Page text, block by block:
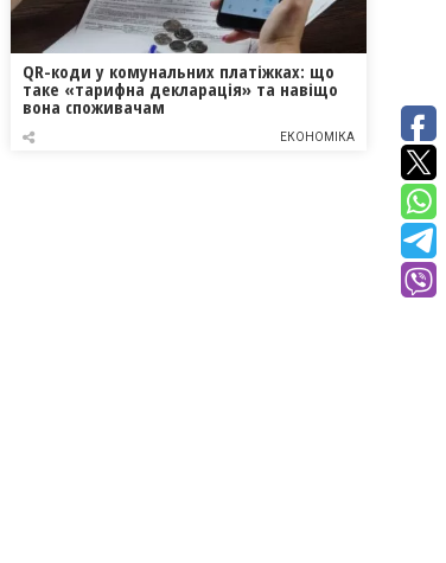
QR-коди у комунальних платіжках: що
таке «тарифна декларація» та навіщо
вона споживачам
ЕКОНОМІКА